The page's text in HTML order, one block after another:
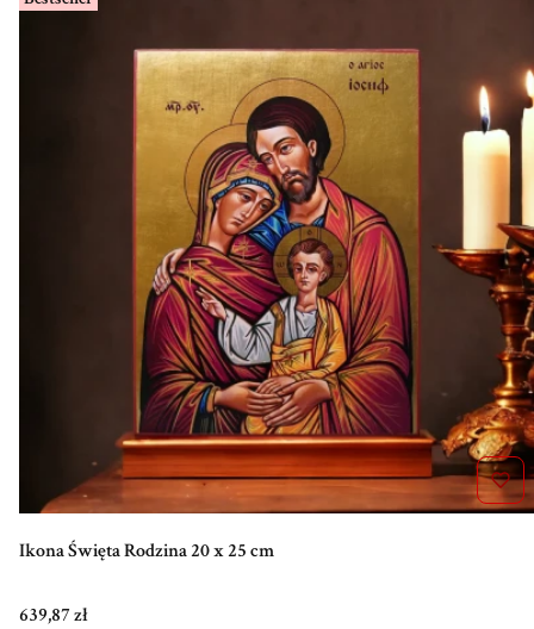
Ikona Święta Rodzina 20 x 25 cm
Cena
639,87 zł